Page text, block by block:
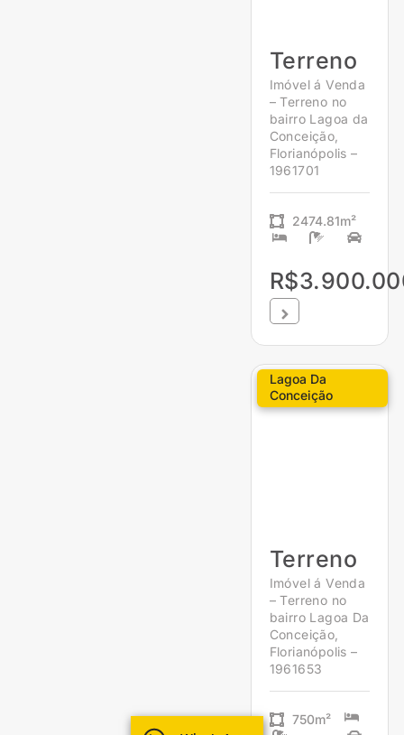
Terreno
Imóvel á Venda
– Terreno no
bairro Lagoa da
Conceição,
Florianópolis –
1961701
2474.81m²
Lagoa Da
Conceição
Terreno
Imóvel á Venda
– Terreno no
bairro Lagoa Da
Conceição,
Florianópolis –
1961653
750m²